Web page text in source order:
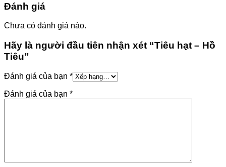
Đánh giá
Chưa có đánh giá nào.
Hãy là người đầu tiên nhận xét “Tiêu hạt – Hồ
Tiêu”
Đánh giá của bạn *
Đánh giá của bạn *